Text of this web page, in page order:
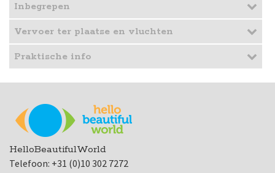
Inbegrepen
Vervoer ter plaatse en vluchten
Praktische info
HelloBeautifulWorld
Telefoon: +31 (0)10 302 7272